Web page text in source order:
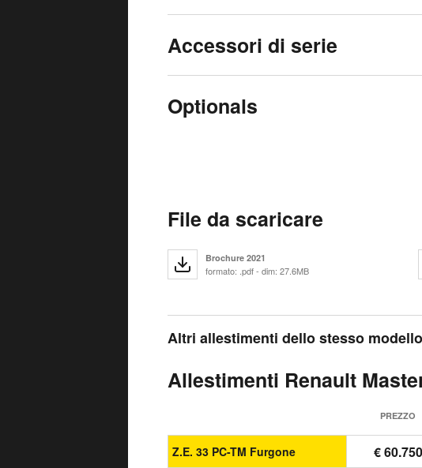
Accessori di serie
Optionals
File da scaricare
Brochure 2021
formato: .pdf - dim: 27.6MB
Altri allestimenti dello stesso modello
Allestimenti Renault
PREZZO
Z.E. 33 PC-TM Furgone € 60.750